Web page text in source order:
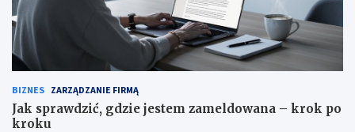
BIZNES ZARZĄDZANIE FIRMĄ
Jak sprawdzić, gdzie jestem zameldowana – krok po
kroku